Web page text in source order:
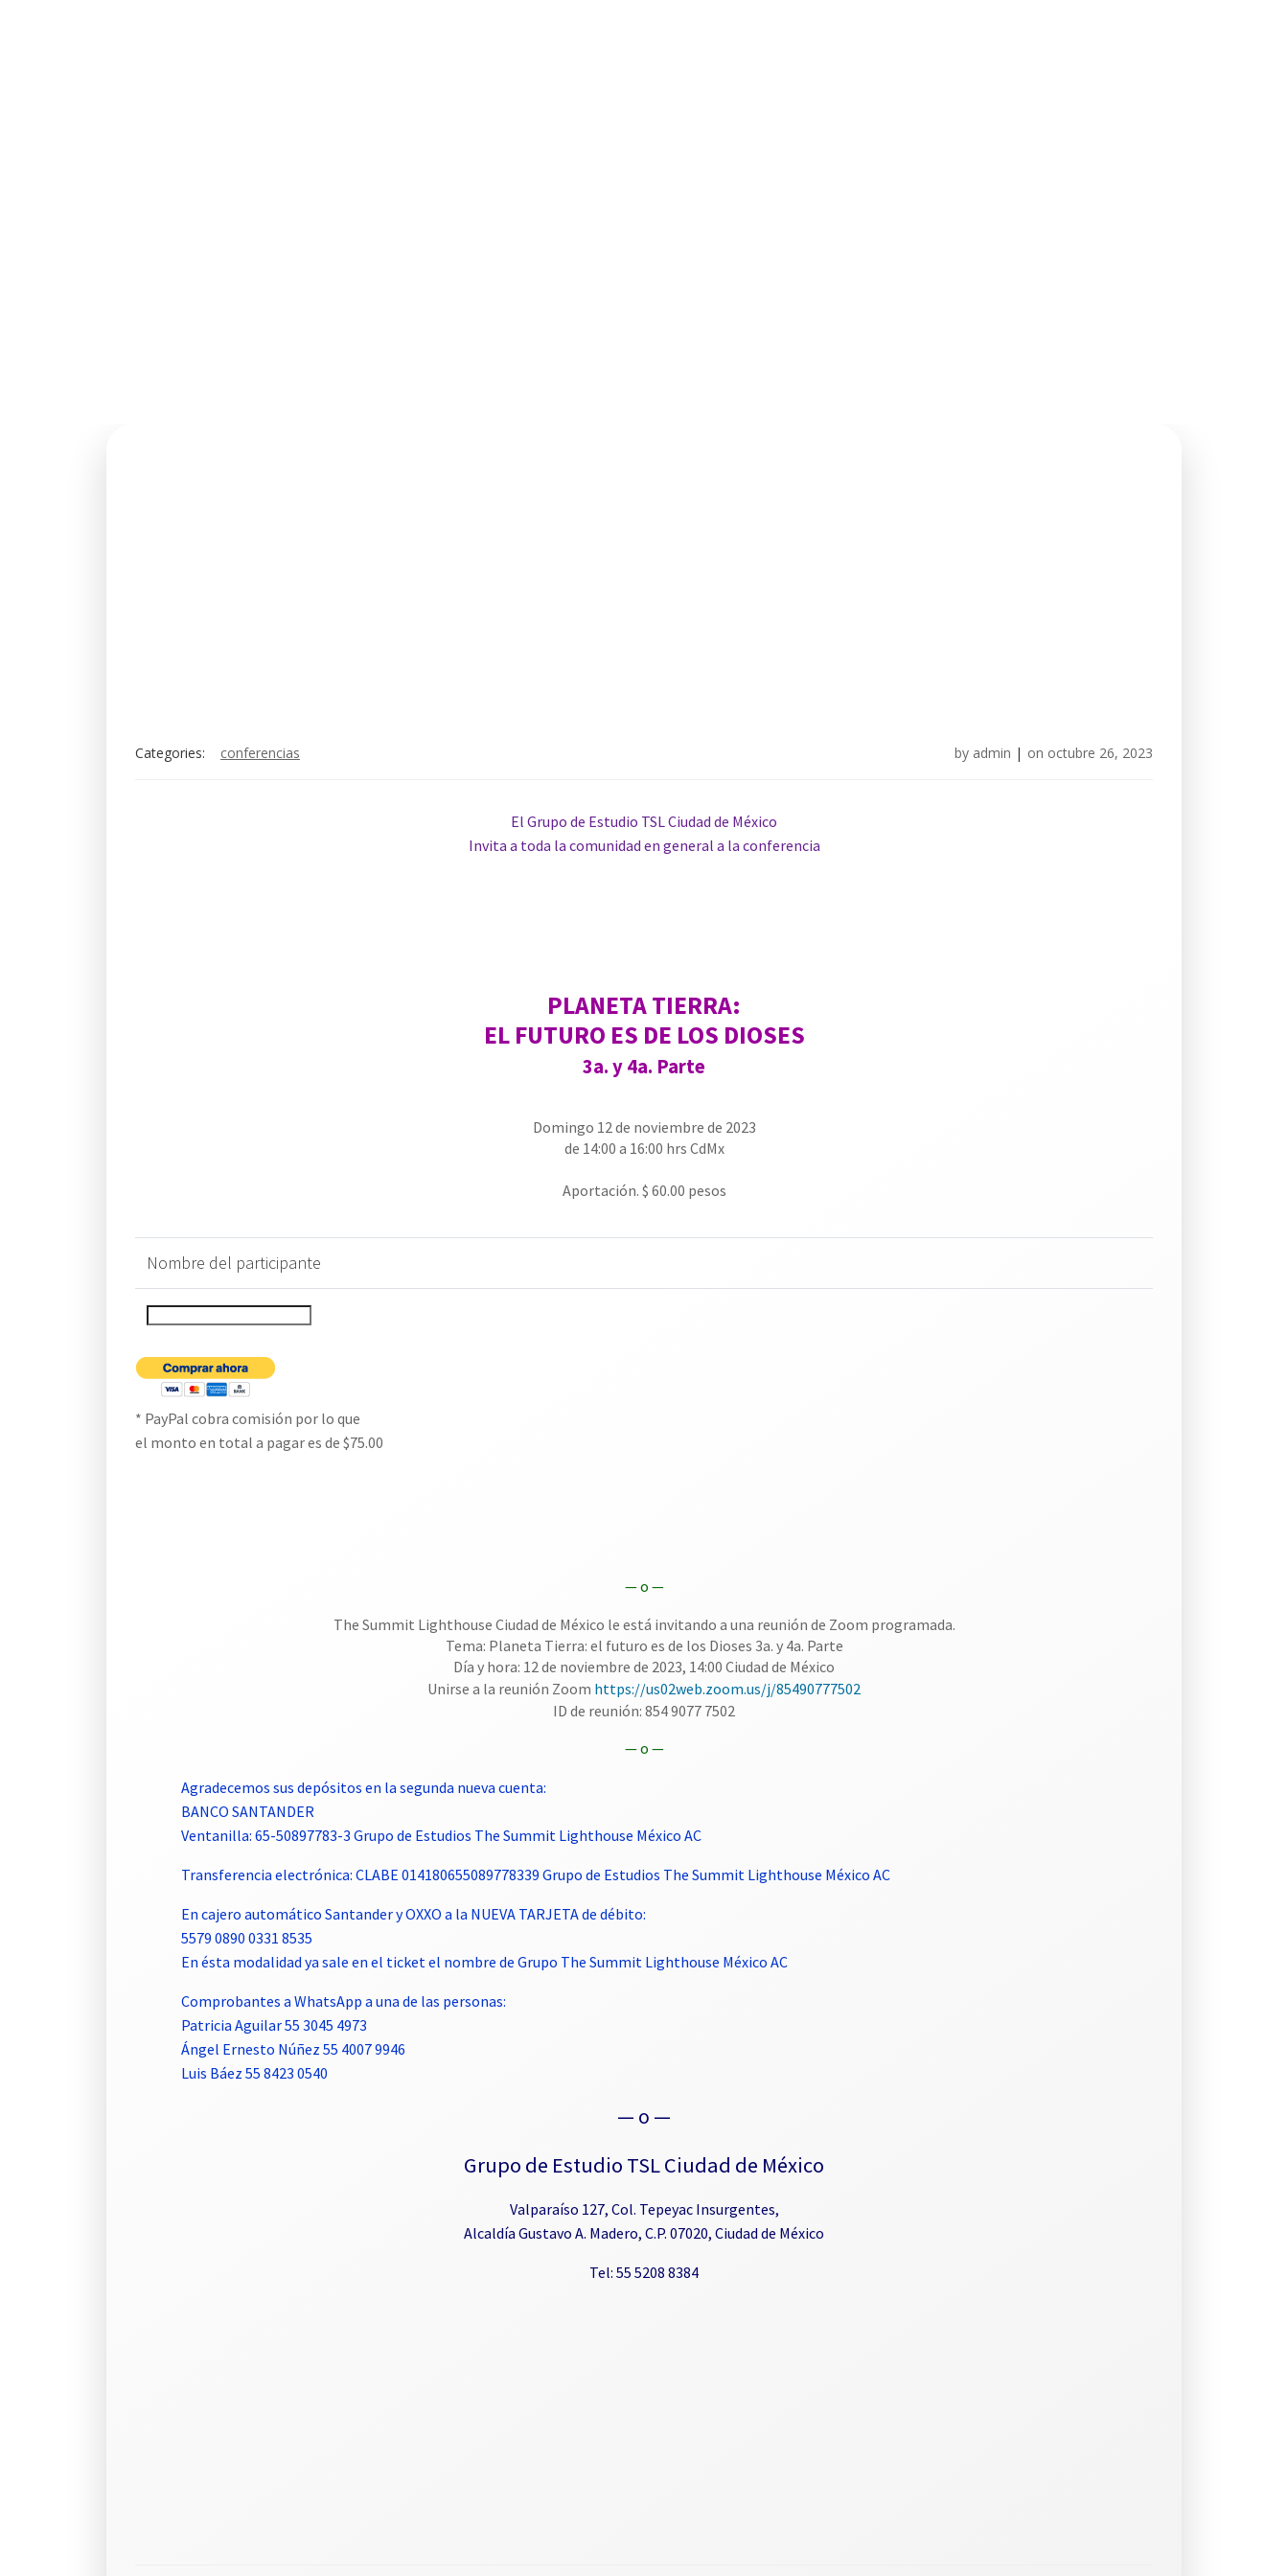
Categories: conferencias by admin | on octubre 26, 2023
El Grupo de Estudio TSL Ciudad de México
Invita a toda la comunidad en general a la conferencia
PLANETA TIERRA:
EL FUTURO ES DE LOS DIOSES
3a. y 4a. Parte
Domingo 12 de noviembre de 2023
de 14:00 a 16:00 hrs CdMx
Aportación. $ 60.00 pesos
Nombre del participante
* PayPal cobra comisión por lo que
el monto en total a pagar es de $75.00
— o —
The Summit Lighthouse Ciudad de México le está invitando a una reunión de Zoom programada.
Tema: Planeta Tierra: el futuro es de los Dioses 3a. y 4a. Parte
Día y hora: 12 de noviembre de 2023, 14:00 Ciudad de México
Unirse a la reunión Zoom https://us02web.zoom.us/j/85490777502
ID de reunión: 854 9077 7502
— o —
Agradecemos sus depósitos en la segunda nueva cuenta:
BANCO SANTANDER
Ventanilla: 65-50897783-3 Grupo de Estudios The Summit Lighthouse México AC
Transferencia electrónica: CLABE 014180655089778339 Grupo de Estudios The Summit Lighthouse México AC
En cajero automático Santander y OXXO a la NUEVA TARJETA de débito:
5579 0890 0331 8535
En ésta modalidad ya sale en el ticket el nombre de Grupo The Summit Lighthouse México AC
Comprobantes a WhatsApp a una de las personas:
Patricia Aguilar 55 3045 4973
Ángel Ernesto Núñez 55 4007 9946
Luis Báez 55 8423 0540
— o —
Grupo de Estudio TSL Ciudad de México
Valparaíso 127, Col. Tepeyac Insurgentes,
Alcaldía Gustavo A. Madero, C.P. 07020, Ciudad de México
Tel: 55 5208 8384